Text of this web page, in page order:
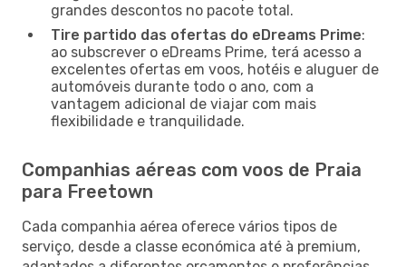
grandes descontos no pacote total.
Tire partido das ofertas do eDreams Prime:
ao subscrever o eDreams Prime, terá acesso a
excelentes ofertas em voos, hotéis e aluguer de
automóveis durante todo o ano, com a
vantagem adicional de viajar com mais
flexibilidade e tranquilidade.
Companhias aéreas com voos de Praia
para Freetown
Cada companhia aérea oferece vários tipos de
serviço, desde a classe económica até à premium,